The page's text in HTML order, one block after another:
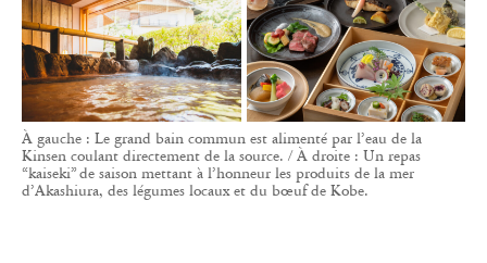
À gauche : Le grand bain commun est alimenté par l’eau de la
Kinsen coulant directement de la source. / À droite : Un repas
“kaiseki” de saison mettant à l’honneur les produits de la mer
d’Akashiura, des légumes locaux et du bœuf de Kobe.